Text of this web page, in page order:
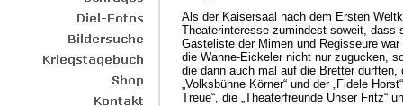
Als der Kaisersaal nach dem Ersten
Theaterinteresse zumindest soweit, dass
Gästeliste der Mimen und Regisseure
die Wanne-Eickeler nicht nur zugucken,
die dann auch mal auf die Bretter
„Volksbühne Körner“ und der „Fidele
Treue“, die „Theaterfreunde Unser Fritz“